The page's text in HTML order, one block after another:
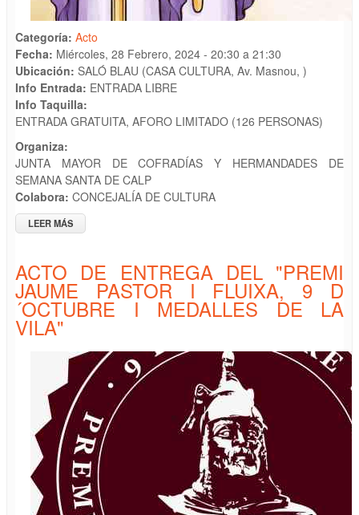
Categoría: Acto
Fecha: Miércoles, 28 Febrero, 2024 - 20:30 a 21:30
Ubicación: SALÓ BLAU (CASA CULTURA, Av. Masnou, )
Info Entrada: ENTRADA LIBRE
Info Taquilla:
ENTRADA GRATUITA, AFORO LIMITADO (126 PERSONAS)
Organiza:
JUNTA MAYOR DE COFRADÍAS Y HERMANDADES DE
SEMANA SANTA DE CALP
Colabora: CONCEJALÍA DE CULTURA
LEER MÁS
& ACTUACIÓN "SOLERA ARTÍSTICA"
ACTO DE ENTREGA DEL "PREMI
JAUME PASTOR I FLUIXA, 9 D
´OCTUBRE I MEDALLES DE LA
VILA"